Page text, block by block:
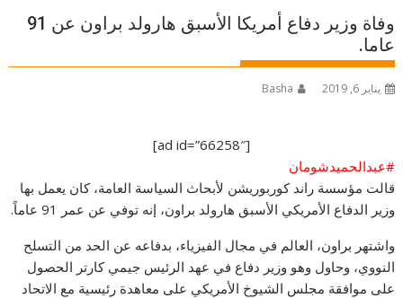
وفاة وزير دفاع أمريكا الأسبق هارولد براون عن 91
عاما.
يناير 6, 2019 Basha
[ad id=”66258″]
#عبدالحميدشومان
قالت مؤسسة راند كوربوريشن لأبحاث السياسة العامة، كان يعمل بها
وزير الدفاع الأمريكي الأسبق هارولد براون، إنه توفي عن عمر 91 عاماً.
واشتهر براون، العالم في مجال الفيزياء، بدفاعه عن الحد من التسلح
النووي، وحاول وهو وزير دفاع في عهد الرئيس جيمي كارتر الحصول
على موافقة مجلس الشيوخ الأمريكي على معاهدة رئيسية مع الاتحاد